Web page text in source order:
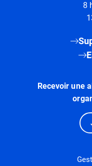
8
Recevoir une